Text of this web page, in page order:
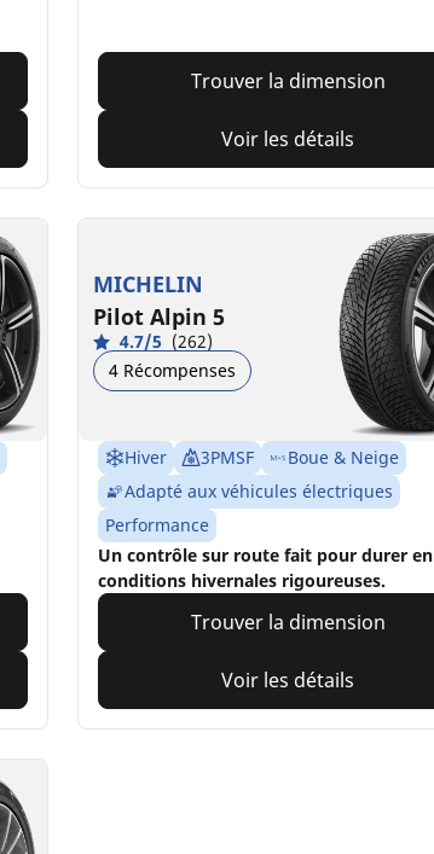
Trouver la dimension
Voir les détails
MICHELIN
Pilot Alpin 5
4.7/5 (262)
4 Récompenses
Hiver 3PMSF
Boue & Neige
Adapté aux véhicules électriques
Performance
Un contrôle sur route fait pour durer en
conditions hivernales rigoureuses.
Trouver la dimension
Voir les détails